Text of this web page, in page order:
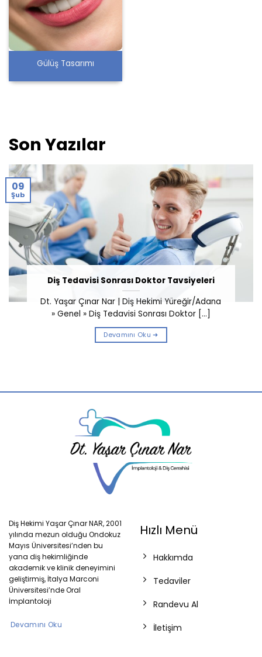
Gülüş Tasarımı
Son Yazılar
Diş Tedavisi Sonrası Doktor Tavsiyeleri
Dt. Yaşar Çınar Nar | Diş Hekimi Yüreğir/Adana
» Genel » Diş Tedavisi Sonrası Doktor [...]
Devamını Oku ➜
09
Şub
Diş Hekimi Yaşar Çınar NAR, 2001
yılında mezun olduğu Ondokuz
Mayıs Üniversitesi’nden bu
yana diş hekimliğinde
akademik ve klinik deneyimini
geliştirmiş, İtalya Marconi
Üniversitesi’nde Oral
İmplantoloji
Devamını Oku
Hızlı Menü
Hakkımda
Tedaviler
Randevu Al
İletişim